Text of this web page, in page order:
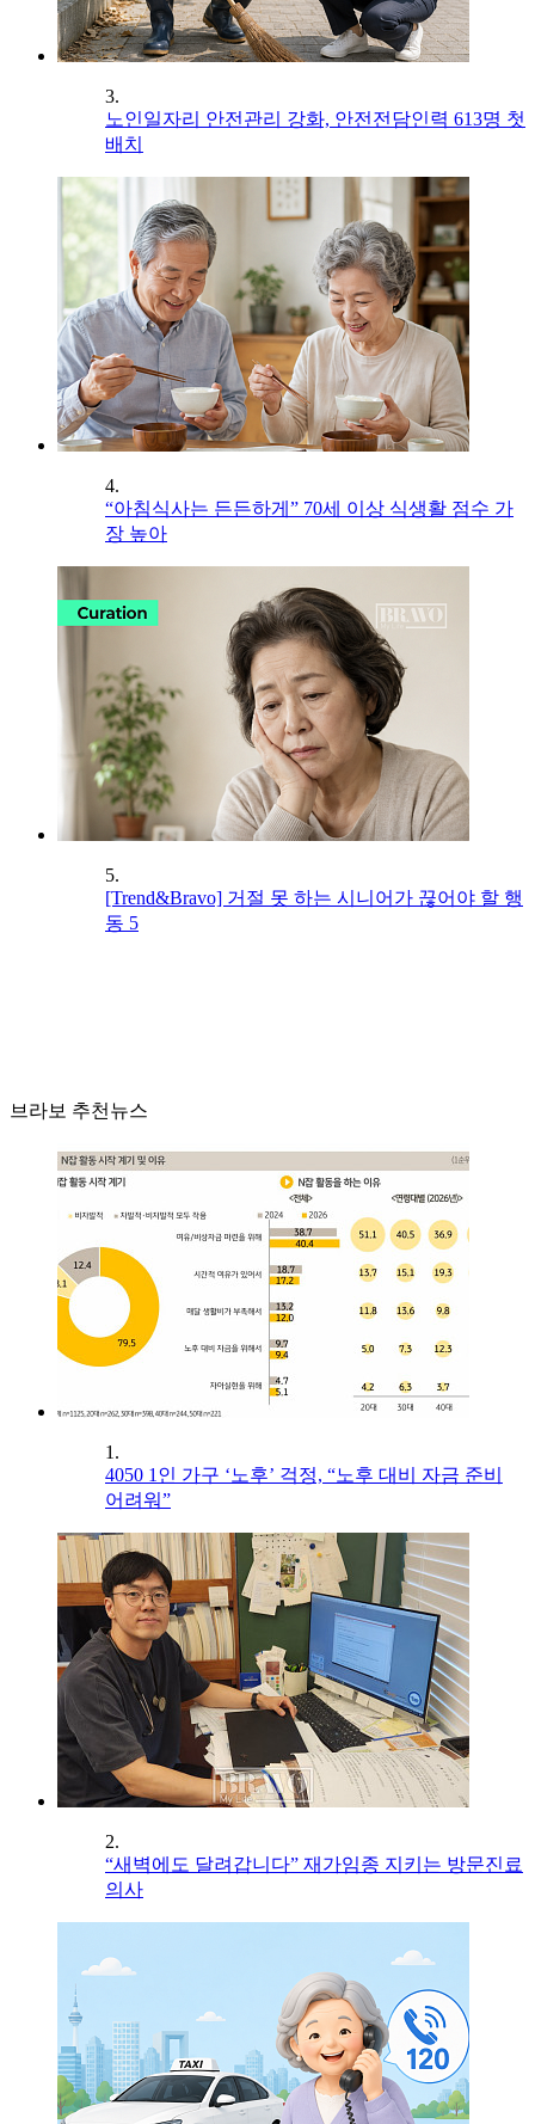
3.
노인일자리 안전관리 강화, 안전전담인력 613명 첫
배치
4.
“아침식사는 든든하게” 70세 이상 식생활 점수 가
장 높아
5.
[Trend&Bravo] 거절 못 하는 시니어가 끊어야 할 행
동 5
브라보 추천뉴스
1.
4050 1인 가구 ‘노후’ 걱정, “노후 대비 자금 준비
어려워”
2.
“새벽에도 달려갑니다” 재가임종 지키는 방문진료
의사